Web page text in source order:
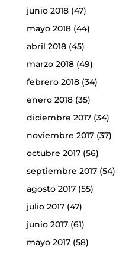
junio 2018(47)
mayo 2018(44)
abril 2018(45)
marzo 2018(49)
febrero 2018(34)
enero 2018(35)
diciembre 2017(34)
noviembre 2017(37)
octubre 2017(56)
septiembre 2017(54)
agosto 2017(55)
julio 2017(47)
junio 2017(61)
mayo 2017(58)